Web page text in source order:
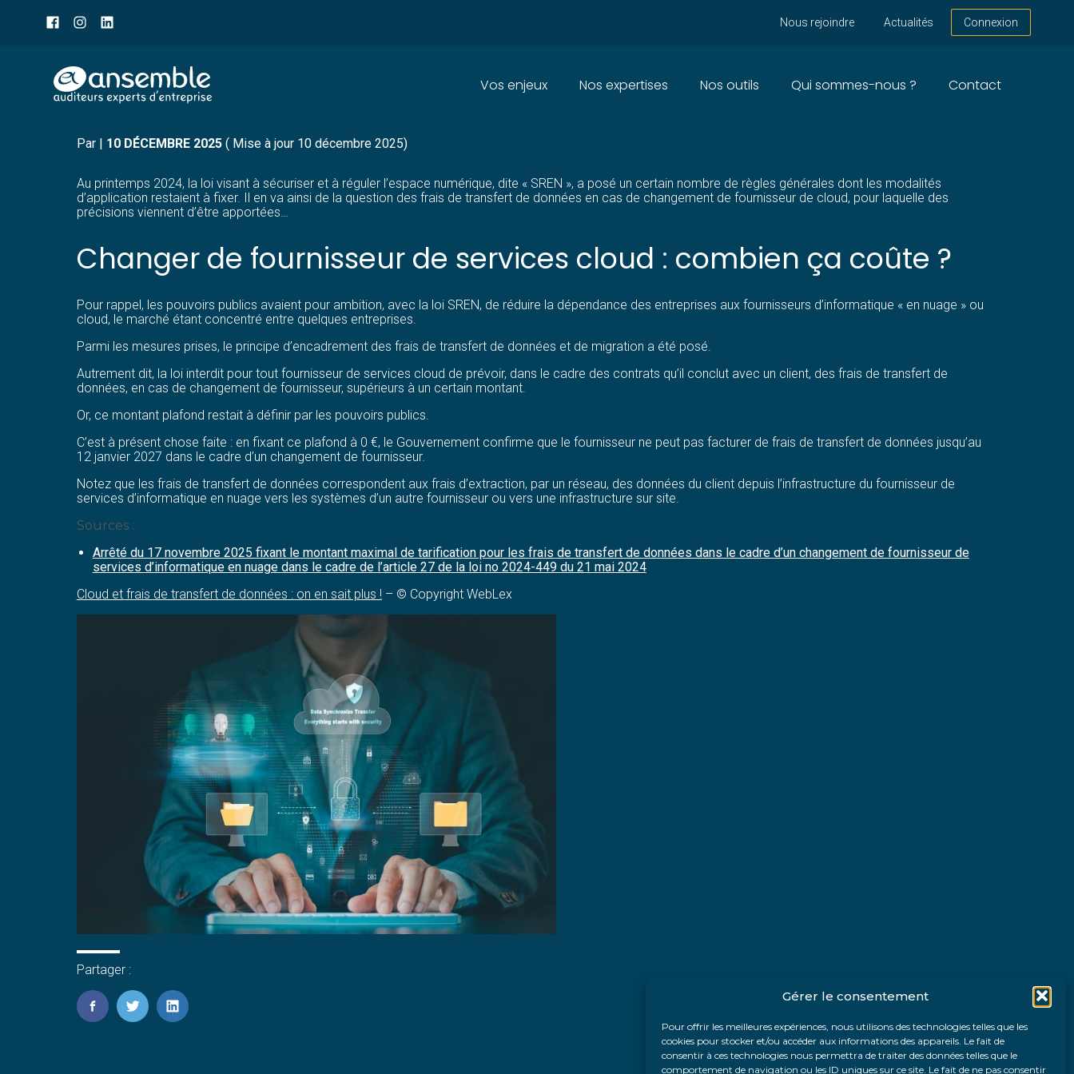
Gérer le consentement
Pour offrir les meilleures expériences, nous utilisons des technologies telles que les
cookies pour stocker et/ou accéder aux informations des appareils. Le fait de
consentir à ces technologies nous permettra de traiter des données telles que le
comportement de navigation ou les ID uniques sur ce site. Le fait de ne pas consentir
header
Nous rejoindre Actualités Connexion
Aller
au
Principal
Vos enjeux Nos expertises Nos outils Qui sommes-nous ? Contact
CLOUD ET FRAIS DE TRANSFERT DE DONNÉES : ON EN SAIT PLUS !
Par | 10 DÉCEMBRE 2025( Mise à jour 10 décembre 2025)
Au printemps 2024, la loi visant à sécuriser et à réguler l’espace numérique, dite « SREN », a posé un certain nombre de règles générales dont les modalités
d’application restaient à fixer. Il en va ainsi de la question des frais de transfert de données en cas de changement de fournisseur de cloud, pour laquelle des
précisions viennent d’être apportées…
Changer de fournisseur de services cloud : combien ça coûte ?
Pour rappel, les pouvoirs publics avaient pour ambition, avec la loi SREN, de réduire la dépendance des entreprises aux fournisseurs d’informatique « en nuage » ou
cloud, le marché étant concentré entre quelques entreprises.
Parmi les mesures prises, le principe d’encadrement des frais de transfert de données et de migration a été posé.
Autrement dit, la loi interdit pour tout fournisseur de services cloud de prévoir, dans le cadre des contrats qu’il conclut avec un client, des frais de transfert de
données, en cas de changement de fournisseur, supérieurs à un certain montant.
Or, ce montant plafond restait à définir par les pouvoirs publics.
C’est à présent chose faite : en fixant ce plafond à 0 €, le Gouvernement confirme que le fournisseur ne peut pas facturer de frais de transfert de données jusqu’au
12 janvier 2027 dans le cadre d’un changement de fournisseur.
Notez que les frais de transfert de données correspondent aux frais d’extraction, par un réseau, des données du client depuis l’infrastructure du fournisseur de
services d’informatique en nuage vers les systèmes d’un autre fournisseur ou vers une infrastructure sur site.
Sources :
Arrêté du 17 novembre 2025 fixant le montant maximal de tarification pour les frais de transfert de données dans le cadre d’un changement de fournisseur de
services d’informatique en nuage dans le cadre de l’article 27 de la loi no 2024-449 du 21 mai 2024
Cloud et frais de transfert de données : on en sait plus !– © Copyright WebLex
Partager :
FaceBook
TwitterLinkedIn